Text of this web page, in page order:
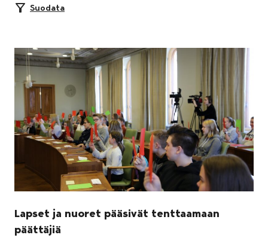
Suodata
Lapset ja nuoret pääsivät tenttaamaan
päättäjiä